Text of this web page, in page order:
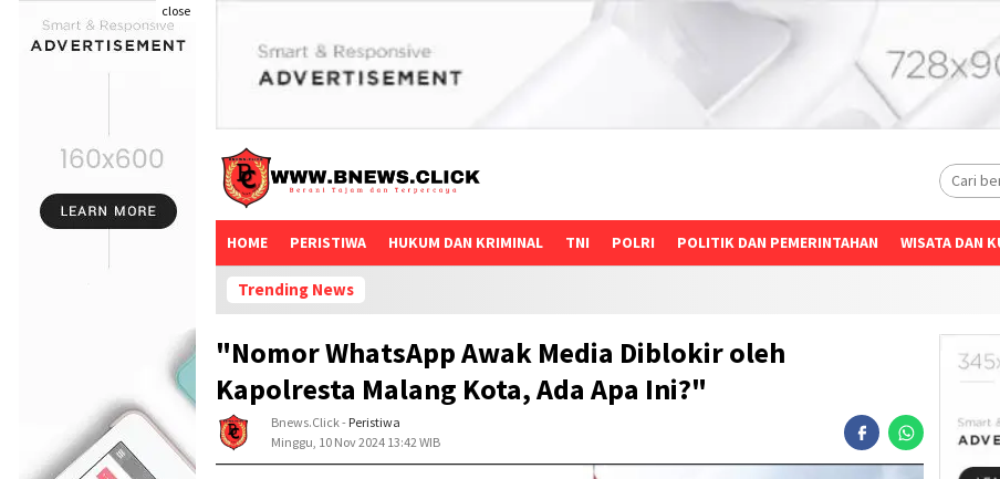
close
HOME PERISTIWA HUKUM DAN KRIMINAL TNI POLRI POLITIK DAN PEMERINTAHAN WISATA DAN
Trending News
"Nomor WhatsApp Awak Media Diblokir oleh
Kapolresta Malang Kota, Ada Apa Ini?"
Bnews.click- Peristiwa
Minggu, 10 Nov 2024 13:42 WIB